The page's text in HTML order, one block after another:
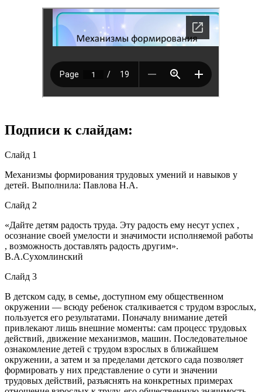
Подписи к слайдам:
Слайд 1
Механизмы формирования трудовых умений и навыков у
детей. Выполнила: Павлова Н.А.
Слайд 2
«Дайте детям радость труда. Эту радость ему несут успех ,
осознание своей умелости и значимости исполняемой работы
, возможность доставлять радость другим».
В.А.Сухомлинский
Слайд 3
В детском саду, в семье, доступном ему общественном
окружении — всюду ребенок сталкивается с трудом взрослых,
пользуется его результатами. Поначалу внимание детей
привлекают лишь внешние моменты: сам процесс трудовых
действий, движение механизмов, машин. Последовательное
ознакомление детей с трудом взрослых в ближайшем
окружении, а затем и за пределами детского сада позволяет
формировать у них представление о сути и значении
трудовых действий, разъяснять на конкретных примерах